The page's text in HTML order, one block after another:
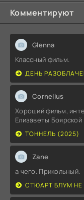
Комментируют
Glenna
Классный фильм.
ДЕНЬ
Cornelius
Хороший фильм,
Елизаветы Боярской
ТОННЕЛЬ (2025)
Zane
а чего. Прикольный.
СТЮАРТ БЛУМ